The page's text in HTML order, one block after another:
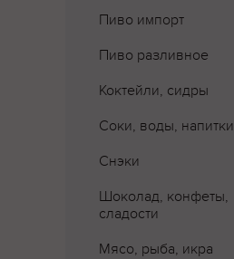
Пиво импорт
Пиво разливное
Коктейли, сидры
Соки, воды, напитки
Снэки
Шоколад, конфеты,
сладости
Мясо, рыба, икра